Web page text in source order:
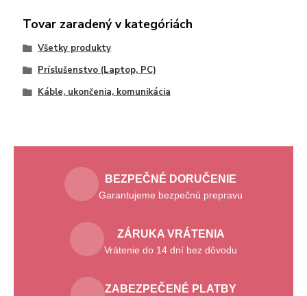
Tovar zaradený v kategóriách
Všetky produkty
Príslušenstvo (Laptop, PC)
Káble, ukončenia, komunikácia
BEZPEČNÉ DORUČENIE
Garantujeme bezpečnú prepravu
ZÁRUKA VRÁTENIA
Vrátenie do 14 dní bez dôvodu
ZABEZPEČENÉ PLATBY